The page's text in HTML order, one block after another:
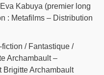
Kabuya (premier long
: Metafilms – Distribution
fiction / Fantastique /
Archambault –
Brigitte Archambault